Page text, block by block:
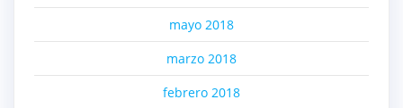
mayo 2018
marzo 2018
febrero 2018